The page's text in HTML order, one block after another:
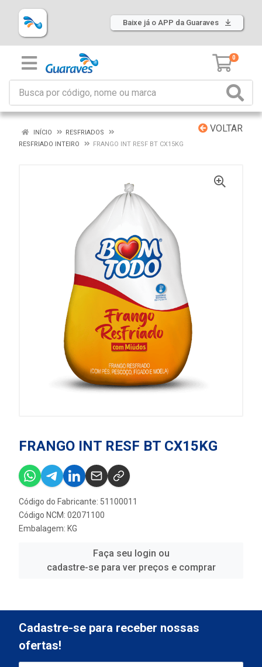
Baixe já o APP da Guaraves
0
VOLTAR
INÍCIO
RESFRIADOS
RESFRIADO INTEIRO
FRANGO INT RESF BT CX15KG
FRANGO INT RESF BT CX15KG
Código do Fabricante: 51100011
Código NCM: 02071100
Embalagem: KG
Faça seu login ou
cadastre-se para ver preços e comprar
Cadastre-se para receber nossas
ofertas!